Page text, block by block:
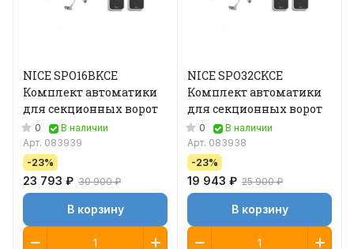
NICE SPO16BKCE
Комплект автоматики
для секционных ворот
0
В наличии
Арт. 083939
-23%
23 793 ₽ 30 900 ₽
В корзину
NICE SPO32CKCE
Комплект автоматики
для секционных ворот
0
В наличии
Арт. 083938
-23%
19 943 ₽ 25 900 ₽
В корзину